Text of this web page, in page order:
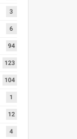
3
6
94
123
104
1
12
4